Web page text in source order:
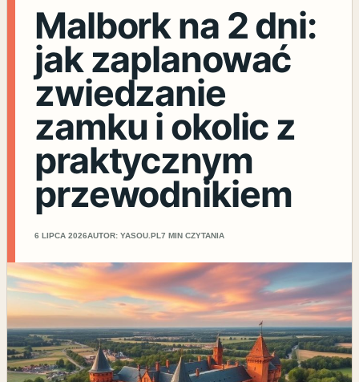
Malbork na 2 dni:
jak zaplanować
zwiedzanie
zamku i okolic z
praktycznym
przewodnikiem
6 LIPCA 2026AUTOR: YASOU.PL 7 MIN CZYTANIA